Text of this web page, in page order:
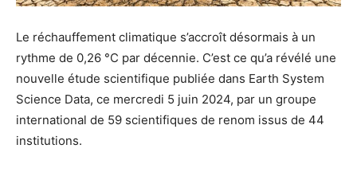
Le réchauffement climatique s’accroît désormais à un
rythme de 0,26 °C par décennie. C’est ce qu’a révélé une
nouvelle étude scientifique publiée dans Earth System
Science Data, ce mercredi 5 juin 2024, par un groupe
international de 59 scientifiques de renom issus de 44
institutions.